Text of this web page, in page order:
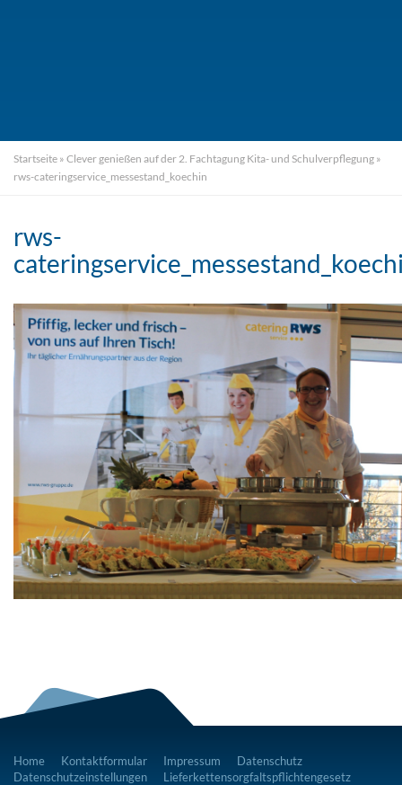
Startseite » Clever genießen auf der 2. Fachtagung Kita- und Schulverpflegung »
rws-cateringservice_messestand_koechin
rws-
Home Kontaktformular Impressum
Datenschutz
Datenschutzeinstellungen
Lieferkettensorgfaltspflichtengesetz